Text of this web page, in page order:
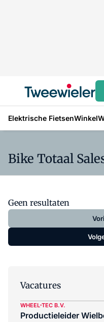
Elektrische FietsenWinkel
Bike Totaal
Geen resultaten
Vacatures
WHEEL-TEC B.V.
Productieleider